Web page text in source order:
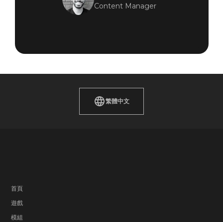
Content Manager
繁體中文
首頁
遊戲
模組